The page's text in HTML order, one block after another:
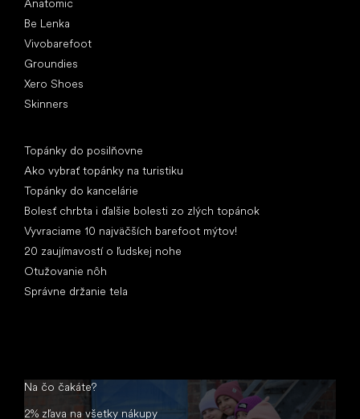
Anatomic
Be Lenka
Vivobarefoot
Groundies
Xero Shoes
Skinners
Topánky do posilňovne
Ako vybrať topánky na turistiku
Topánky do kancelárie
Bolesť chrbta i ďalšie bolesti zo zlých topánok
Vyvraciame 10 najväčších barefoot mýtov!
20 zaujímavostí o ľudskej nohe
Otužovanie nôh
Správne držanie tela
Na čo čakáte?
2% zľava na všetky nákupy